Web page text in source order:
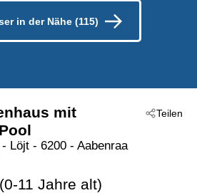
in der Nähe (115)
Teilen
mit
- Löjt - 6200 - Aabenraa
11 Jahre alt)